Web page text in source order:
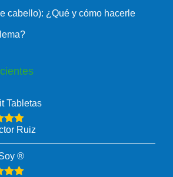
cabello): ¿Qué y cómo hacerle
Tabletas
Ruiz
®